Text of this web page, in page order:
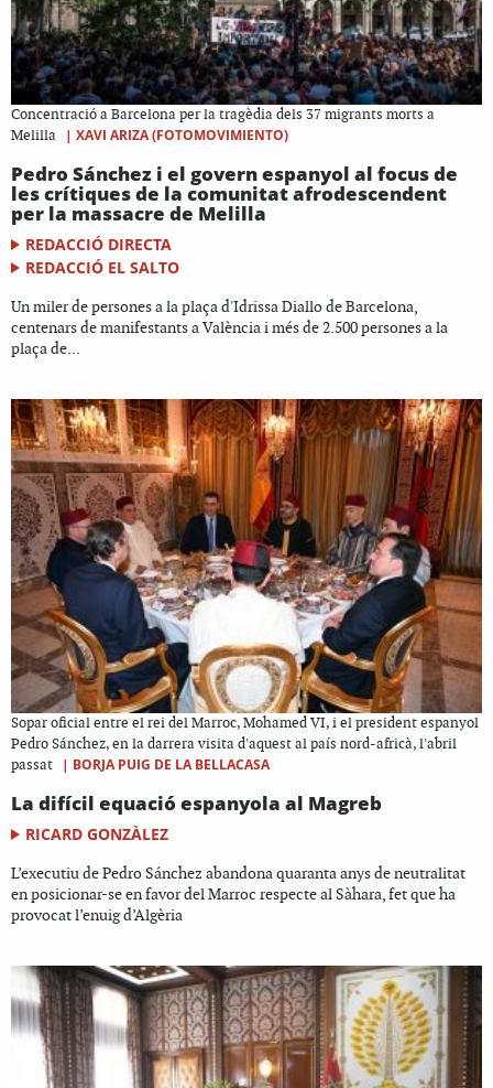
Concentració a Barcelona per la tragèdia dels 37 migrants morts a
Melilla
| XAVI ARIZA (FOTOMOVIMIENTO)
Pedro Sánchez i el govern espanyol al focus de
les crítiques de la comunitat afrodescendent
per la massacre de Melilla
REDACCIÓ DIRECTA
REDACCIÓ EL SALTO
Un miler de persones a la plaça d'Idrissa Diallo de Barcelona,
centenars de manifestants a València i més de 2.500 persones a la
plaça de...
Sopar oficial entre el rei del Marroc, Mohamed VI, i el president espanyol
Pedro Sánchez, en la darrera visita d'aquest al país nord-africà, l'abril
passat
| BORJA PUIG DE LA BELLACASA
La difícil equació espanyola al Magreb
RICARD GONZÀLEZ
L’executiu de Pedro Sánchez abandona quaranta anys de neutralitat
en posicionar-se en favor del Marroc respecte al Sàhara, fet que ha
provocat l’enuig d’Algèria